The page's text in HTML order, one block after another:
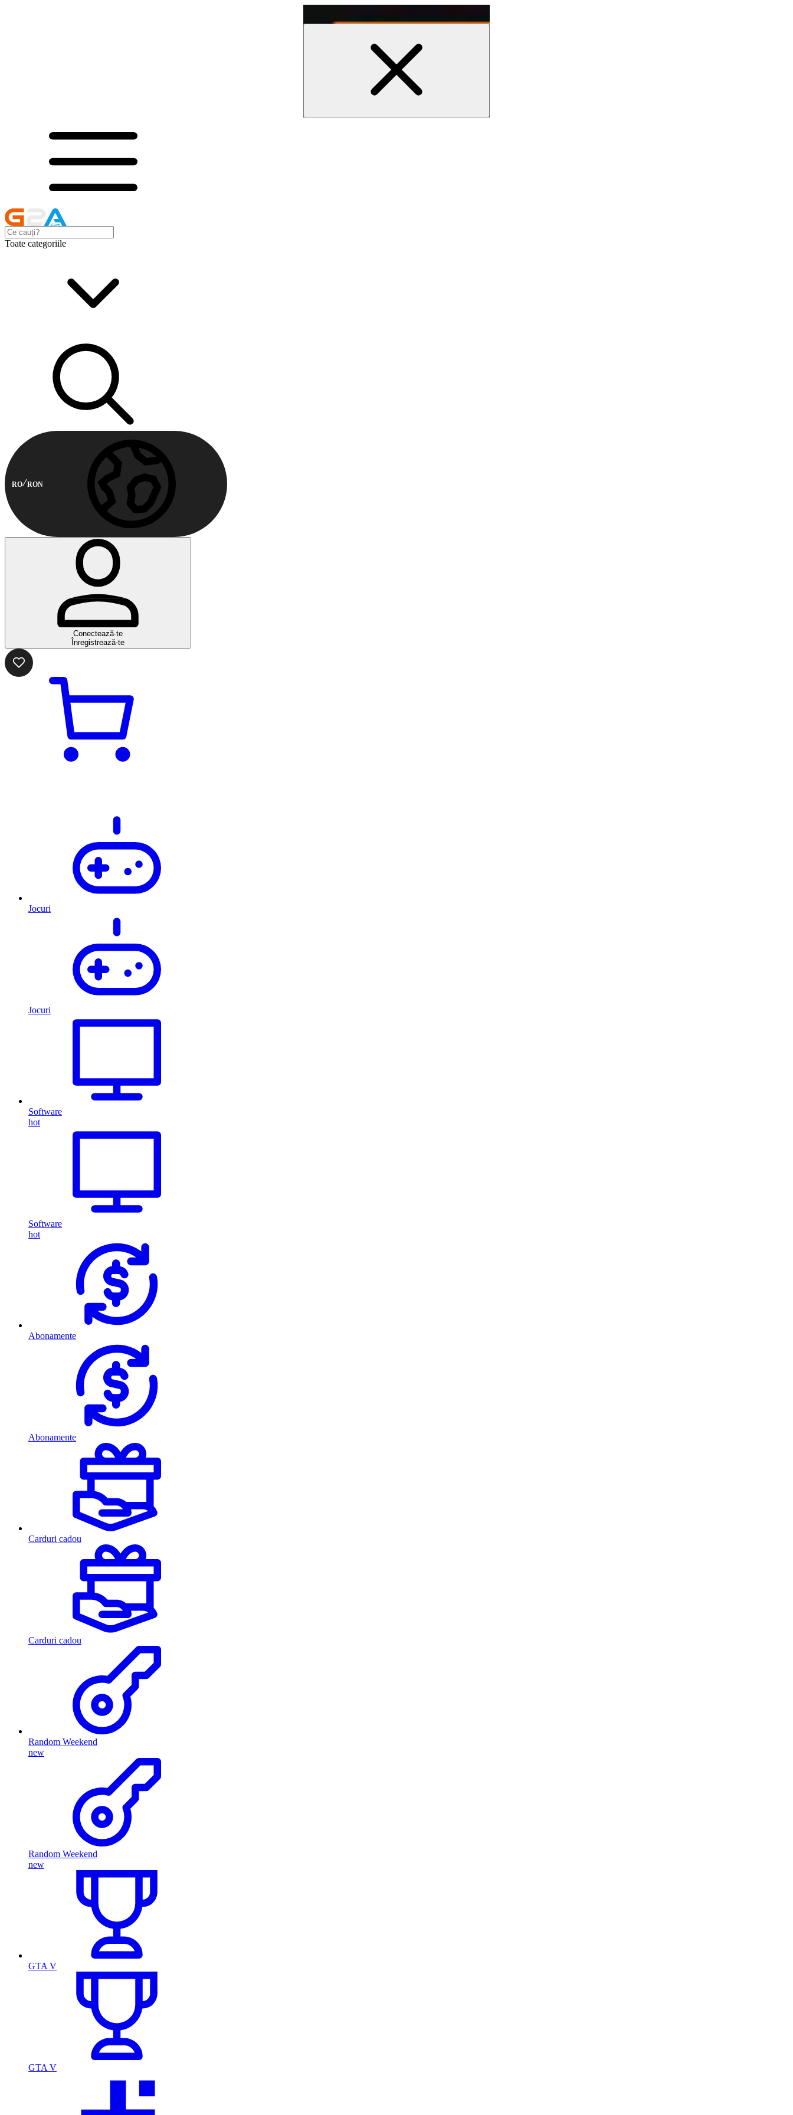
Toate categoriile
RO RON
Conectează-te
Înregistrează-te
Jocuri
Jocuri
Software
hot
Software
hot
Abonamente
Abonamente
Carduri cadou
Carduri cadou
Random Weekend
new
Random Weekend
new
GTA V
GTA V